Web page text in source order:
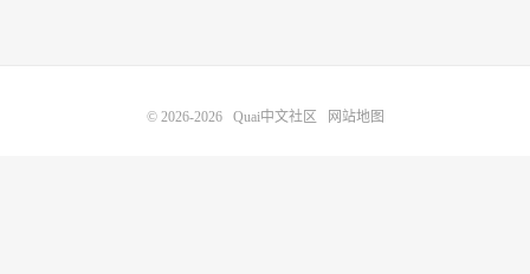
© 2026-2026 Quai中文社区 网站地图